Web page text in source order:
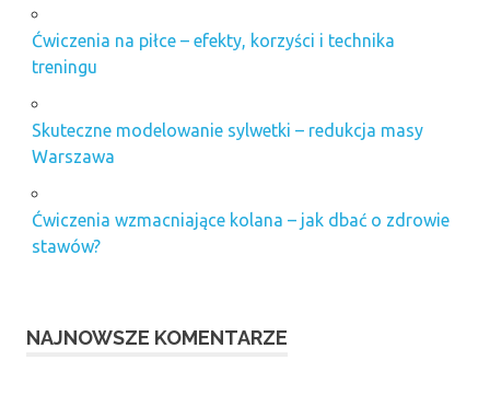
Ćwiczenia na piłce – efekty, korzyści i technika
treningu
Skuteczne modelowanie sylwetki – redukcja masy
Warszawa
Ćwiczenia wzmacniające kolana – jak dbać o zdrowie
stawów?
NAJNOWSZE KOMENTARZE